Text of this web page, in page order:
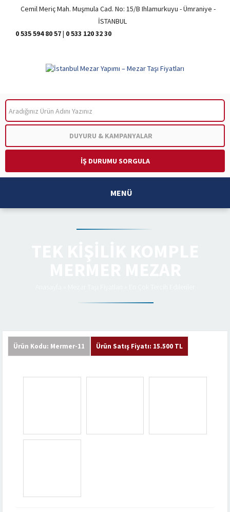
Cemil Meriç Mah. Muşmula Cad. No: 15/B Ihlamurkuyu - Ümraniye -
İSTANBUL
0 535 594 80 57| 0 533 120 32 30
DUYURU & KAMPANYALAR
İŞ DURUMU SORGULA
MENÜ
Ürün Kodu: Mermer-11 Ürün Satış Fiyatı: 15.500 TL